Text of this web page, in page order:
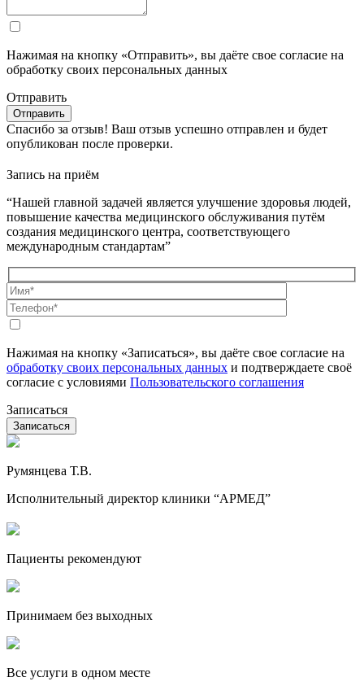
Нажимая на кнопку «Отправить», вы даёте свое согласие на
обработку своих персональных данных
Отправить
Спасибо за отзыв! Ваш отзыв успешно отправлен и будет
опубликован после проверки.
Запись на приём
“Нашей главной задачей является улучшение здоровья людей,
повышение качества медицинского обслуживания путём
создания медицинского центра, соответствующего
международным стандартам”
Нажимая на кнопку «Записаться», вы даёте свое согласие на
обработку своих персональных данных и подтверждаете своё
согласие с условиями Пользовательского соглашения
Записаться
Румянцева Т.В.
Исполнительный директор клиники “АРМЕД”
Пациенты рекомендуют
Принимаем без выходных
Все услуги в одном месте